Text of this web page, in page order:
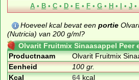
A • B • C • D • E • F • G • H • I • J •
Hoeveel kcal bevat een portie
(Nutricia) van 200 g/ml?
Olvarit Fruitmix Sinaasappel Peer
Productnaam
Olvarit Fruitmix
Eenheid
100 gr.
Kcal
64kcal